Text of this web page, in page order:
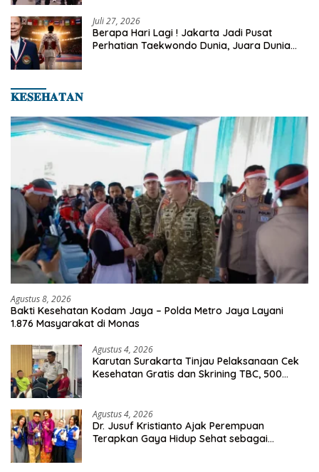
Juli 27, 2026
Berapa Hari Lagi ! Jakarta Jadi Pusat
Perhatian Taekwondo Dunia, Juara Dunia
𝐊𝐄𝐒𝐄𝐇𝐀𝐓𝐀𝐍
Agustus 8, 2026
Bakti Kesehatan Kodam Jaya – Polda Metro Jaya Layani
1.876 Masyarakat di Monas
Agustus 4, 2026
Karutan Surakarta Tinjau Pelaksanaan Cek
Kesehatan Gratis dan Skrining TBC, 500
Agustus 4, 2026
Dr. Jusuf Kristianto Ajak Perempuan
Terapkan Gaya Hidup Sehat sebagai